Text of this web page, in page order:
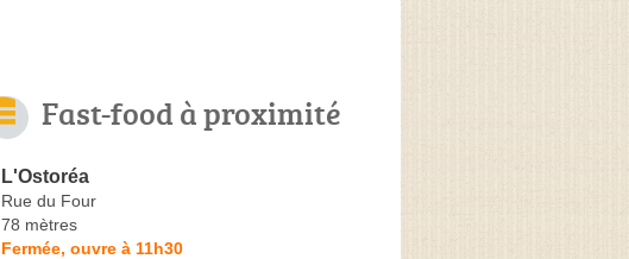
Fast-food à proximité
L'Ostoréa
Rue du Four
78 mètres
Fermée, ouvre à 11h30